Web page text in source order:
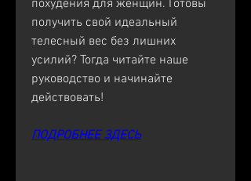
похудения для женщин. Готовы
получить свой идеальный
телесный вес без лишних
усилий? Тогда читайте наше
руководство и начинайте
действовать!
ПОДРОБНЕЕ ЗДЕСЬ